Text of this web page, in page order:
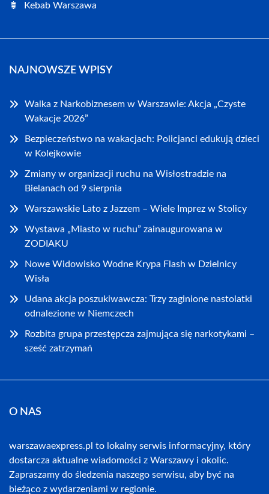
Kebab Warszawa
NAJNOWSZE WPISY
Walka z Narkobiznesem w Warszawie: Akcja „Czyste
Wakacje 2026”
Bezpieczeństwo na wakacjach: Policjanci edukują dzieci
w Kolejkowie
Zmiany w organizacji ruchu na Wisłostradzie na
Bielanach od 9 sierpnia
Warszawskie Lato z Jazzem – Wiele Imprez w Stolicy
Wystawa „Miasto w ruchu” zainaugurowana w
ZODIAKU
Nowe Widowisko Wodne Krypa Flash w Dzielnicy
Wisła
Udana akcja poszukiwawcza: Trzy zaginione nastolatki
odnalezione w Niemczech
Rozbita grupa przestępcza zajmująca się narkotykami –
sześć zatrzymań
O NAS
warszawaexpress.pl to lokalny serwis informacyjny, który
dostarcza aktualne wiadomości z Warszawy i okolic.
Zapraszamy do śledzenia naszego serwisu, aby być na
bieżąco z wydarzeniami w regionie.